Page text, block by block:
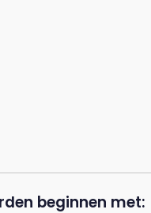
beginnen met: